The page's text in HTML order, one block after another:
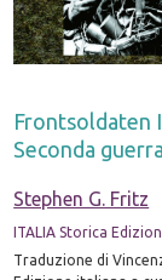
Frontsoldaten
Seconda
Stephen G. Fritz
ITALIA Storica
Traduzione di